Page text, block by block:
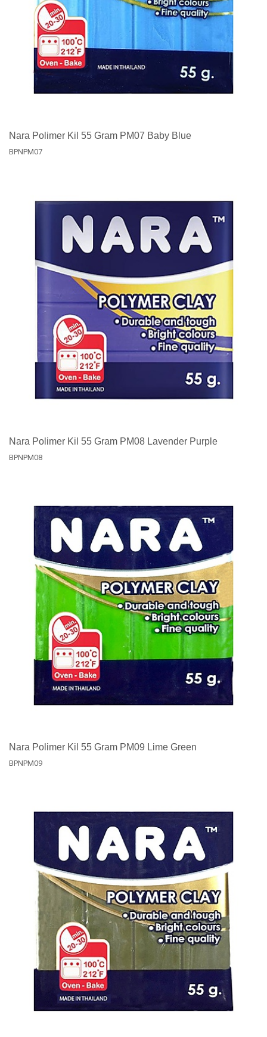
Nara Polimer Kil 55 Gram PM07 Baby Blue
BPNPM07
Nara Polimer Kil 55 Gram PM08 Lavender Purple
BPNPM08
Nara Polimer Kil 55 Gram PM09 Lime Green
BPNPM09